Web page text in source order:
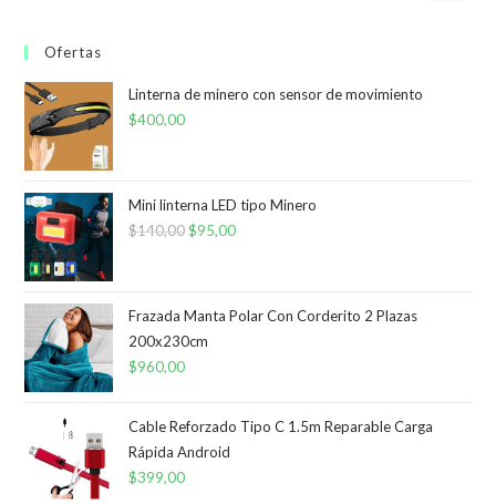
Ofertas
Linterna de minero con sensor de movimiento
$400,00
Mini linterna LED tipo Minero
$140,00El
era:
$140,00.
$95,00El
es:
Frazada Manta Polar Con Corderito 2 Plazas
200x230cm
$960,00
Cable Reforzado Tipo C 1.5m Reparable Carga
Rápida Android
$399,00